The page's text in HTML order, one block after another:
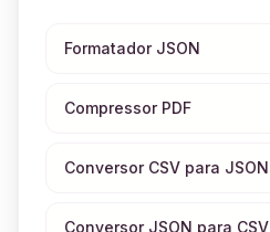
Formatador JSON
Compressor PDF
Conversor CSV para JSON
Conversor JSON para CSV